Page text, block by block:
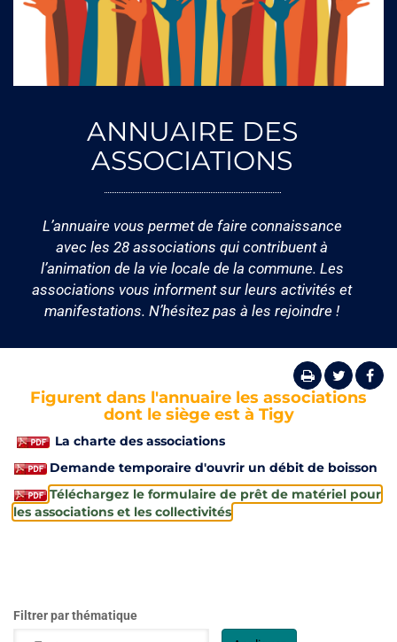
ANNUAIRE DES
ASSOCIATIONS
L’annuaire vous permet de faire connaissance
avec les 28 associations qui contribuent à
l’animation de la vie locale de la commune. Les
associations vous informent sur leurs activités et
manifestations. N’hésitez pas à les rejoindre !
Figurent dans l'annuaire les associations
dont le siège est à Tigy
La charte des associations
Demande temporaire d'ouvrir un débit de boisson
Téléchargez le formulaire de prêt de matériel pour
les associations et les collectivités
Filtrer par thématique